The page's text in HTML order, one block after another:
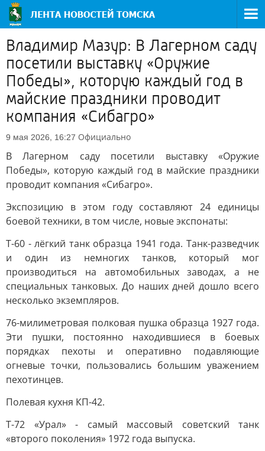
Владимир Мазур: В Лагерном саду
посетили выставку «Оружие
Победы», которую каждый год в
майские праздники проводит
компания «Сибагро»
9 мая 2026, 16:27 Официально
В Лагерном саду посетили выставку «Оружие
Победы», которую каждый год в майские праздники
проводит компания «Сибагро».
Экспозицию в этом году составляют 24 единицы
боевой техники, в том числе, новые экспонаты:
Т-60 - лёгкий танк образца 1941 года. Танк-разведчик
и один из немногих танков, который мог
производиться на автомобильных заводах, а не
специальных танковых. До наших дней дошло всего
несколько экземпляров.
76-милиметровая полковая пушка образца 1927 года.
Эти пушки, постоянно находившиеся в боевых
порядках пехоты и оперативно подавляющие
огневые точки, пользовались большим уважением
пехотинцев.
Полевая кухня КП-42.
Т-72 «Урал» - самый массовый советский танк
«второго поколения» 1972 года выпуска.